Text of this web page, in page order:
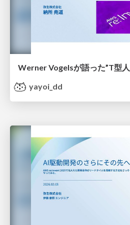
yayoi_dd